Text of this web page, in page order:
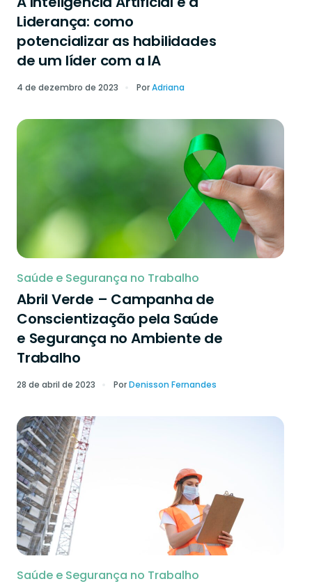
Liderança: como
potencializar as habilidades
de um líder com a IA
4 de dezembro de 2023 PorAdriana
Saúde e Segurança no Trabalho
Abril Verde – Campanha de
Conscientização pela Saúde
e Segurança no Ambiente de
Trabalho
28 de abril de 2023 PorDenisson Fernandes
Saúde e Segurança no Trabalho